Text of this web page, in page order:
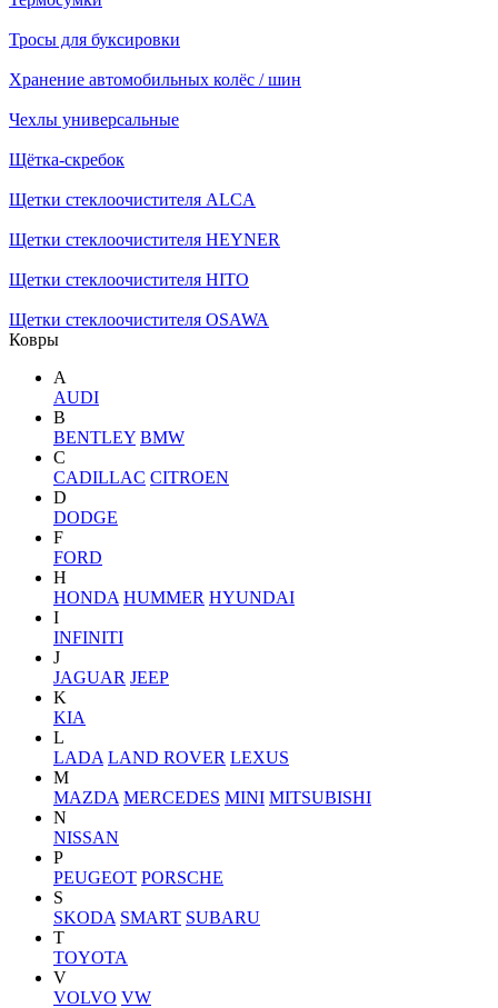
Тросы для буксировки
Хранение автомобильных колёс / шин
Чехлы универсальные
Щётка-скребок
Щетки стеклоочистителя ALCA
Щетки стеклоочистителя HEYNER
Щетки стеклоочистителя HITO
Щетки стеклоочистителя OSAWA
Ковры
A
AUDI
B
BENTLEY BMW
C
CADILLAC CITROEN
D
DODGE
F
FORD
H
HONDA HUMMER HYUNDAI
I
INFINITI
J
JAGUAR JEEP
K
KIA
L
LADA LAND ROVER LEXUS
M
MAZDA MERCEDES MINI MITSUBISHI
N
NISSAN
P
PEUGEOT PORSCHE
S
SKODA SMART SUBARU
T
TOYOTA
V
VOLVO VW